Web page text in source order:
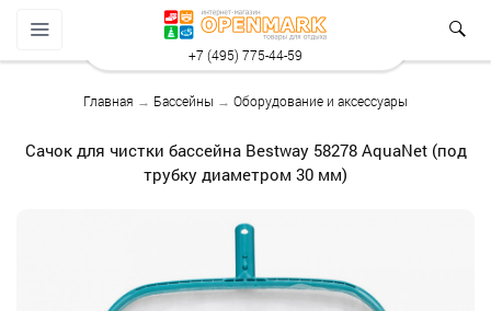
+7 (495) 775-44-59
Главная → Бассейны → Оборудование и аксессуары
Сачок для чистки бассейна Bestway 58278 AquaNet (под
трубку диаметром 30 мм)